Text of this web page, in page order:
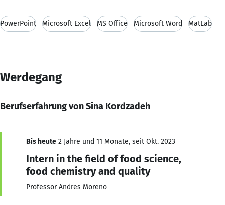
PowerPoint Microsoft Excel MS Office Microsoft Word MatLab
Werdegang
Berufserfahrung von Sina Kordzadeh
Bis heute 2 Jahre und 11 Monate, seit Okt. 2023
Intern in the field of food science,
food chemistry and quality
Professor Andres Moreno